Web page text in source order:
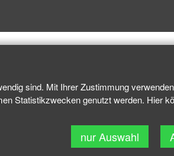
sind. Mit Ihrer Zustimmung
Statistikzwecken genutzt werden. Hier
nur Auswahl